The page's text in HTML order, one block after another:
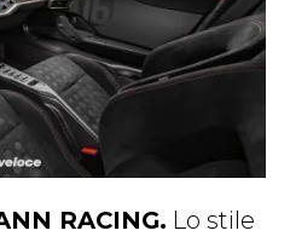
RACING. Lo stile